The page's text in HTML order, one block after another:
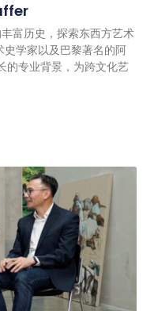
富历史，探索东西方艺术
学家以及巴黎著名的阿
的专业背景，为跨文化艺